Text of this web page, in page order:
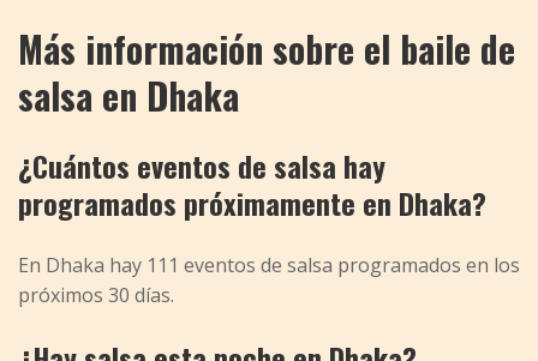
Más información sobre el baile de
salsa en Dhaka
¿Cuántos eventos de salsa hay
programados próximamente en Dhaka?
En Dhaka hay 111 eventos de salsa programados en los
próximos 30 días.